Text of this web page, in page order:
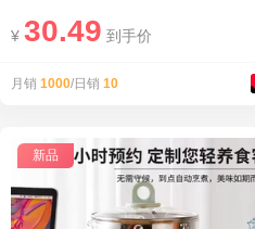
¥ 30.49 到手价
月销 1000/日销 10
新品